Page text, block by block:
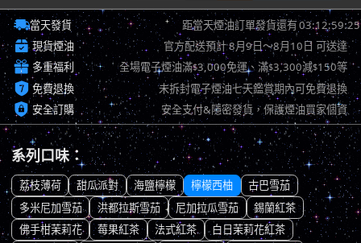
當天發貨 距當天煙油訂單發貨還有03:12:58:24
 現貨煙油 官方配送預計8月9日～8月10日 可送達
 多重福利 全場電子煙油滿$3,000免運、滿$3,300減$150等
 免費退換 未拆封電子煙油七天鑑賞期內可免費退換
 安全訂購 安全支付&隱密發貨，保護煙油買家個資
系列口味：
荔枝薄荷 甜瓜派對 海鹽檸檬 檸檬西柚
古巴雪茄
多米尼加雪茄
洪都拉斯雪茄 尼加拉瓜雪茄
錫蘭紅茶
佛手柑茉莉花
莓果紅茶 法式紅茶
白日茉莉花紅茶